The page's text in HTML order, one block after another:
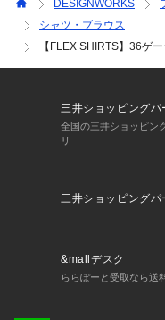
DESIGNWORKS
シャツ・ブラウス
【FLEX SHIRTS】36ゲ
三井ショッピングパ
全国の三井ショッピン
リ
三井ショッピングパ
&mallデスク
ららぽーと受取なら送